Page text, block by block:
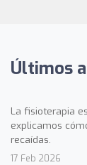
Últimos
La fisioterapia
explicamos
recaídas.
17 Feb 2026